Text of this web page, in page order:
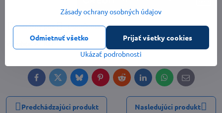
Strážny pes
Doručenia
Výrobca: AL-KO
FacebookTwitterBlueskyPinterestRedditLinkedInWhatsApp
E-
mail
Predchádzajúci produkt Nasledujúci produkt
Zásady ochrany osobných údajov
Ukázať podrobnosti
Prijať všetky cookies
Odmietnuť všetko